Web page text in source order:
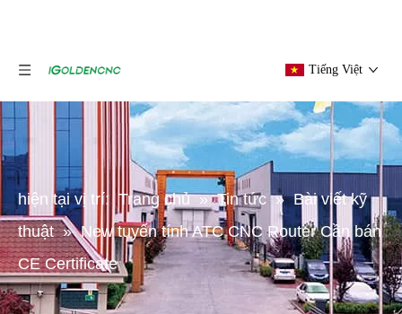
Tiếng Việt
hiện tại vị trí: Trang chủ » Tin tức » Bài viết kỹ
thuật » New tuyến tính ATC CNC Router Cần bán
CE Certificate